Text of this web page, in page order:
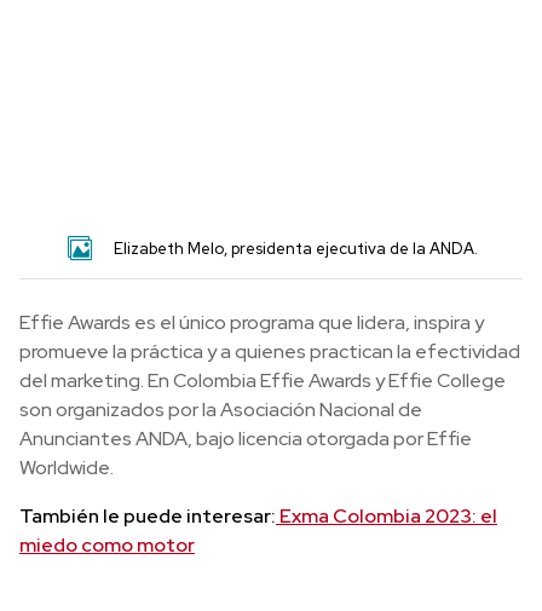
Elizabeth Melo, presidenta ejecutiva de la ANDA.
Effie Awards es el único programa que lidera, inspira y
promueve la práctica y a quienes practican la efectividad
del marketing. En Colombia Effie Awards y Effie College
son organizados por la Asociación Nacional de
Anunciantes ANDA, bajo licencia otorgada por Effie
Worldwide.
También le puede interesar: Exma Colombia 2023: el
miedo como motor